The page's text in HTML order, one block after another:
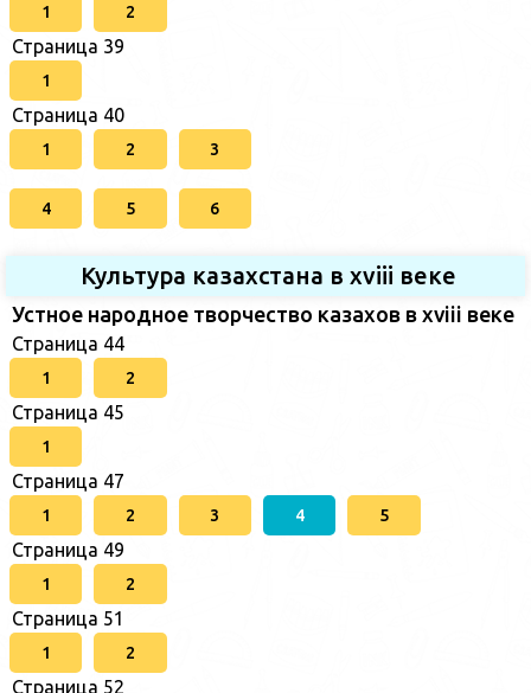
1 2
Страница 39
1
Страница 40
1 2 3
4 5 6
Культура казахстана в xviii веке
Устное народное творчество казахов в xviii веке
Страница 44
1 2
Страница 45
1
Страница 47
1 2 3 4 5
Страница 49
1 2
Страница 51
1 2
Страница 52